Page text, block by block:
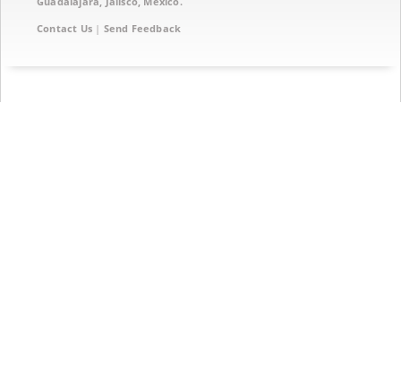
Contact Us | Send Feedback